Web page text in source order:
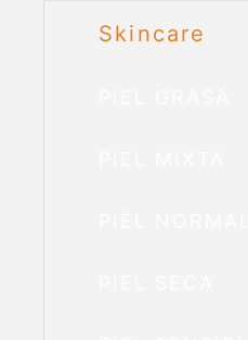
Skincare